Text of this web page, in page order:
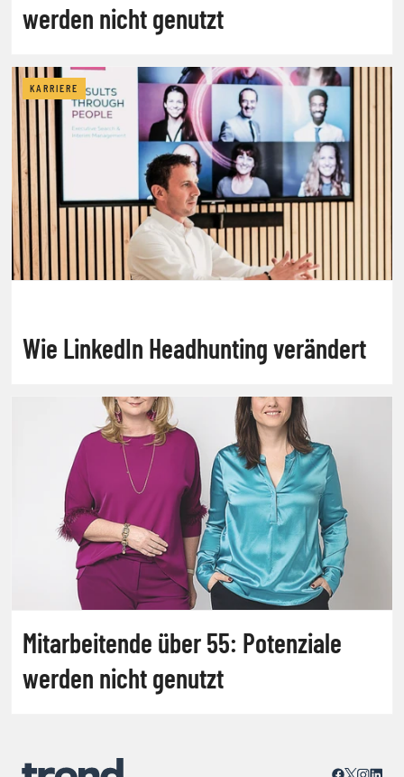
werden nicht genutzt
KARRIERE
Wie LinkedIn Headhunting verändert
Mitarbeitende über 55: Potenziale
werden nicht genutzt